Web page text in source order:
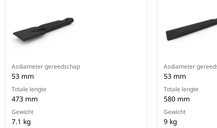
Asdiameter gereedschap
53 mm
Totale lengte
473 mm
Gewicht
7.1 kg
Asdiameter
53 mm
Totale lengte
580 mm
Gewicht
9 kg